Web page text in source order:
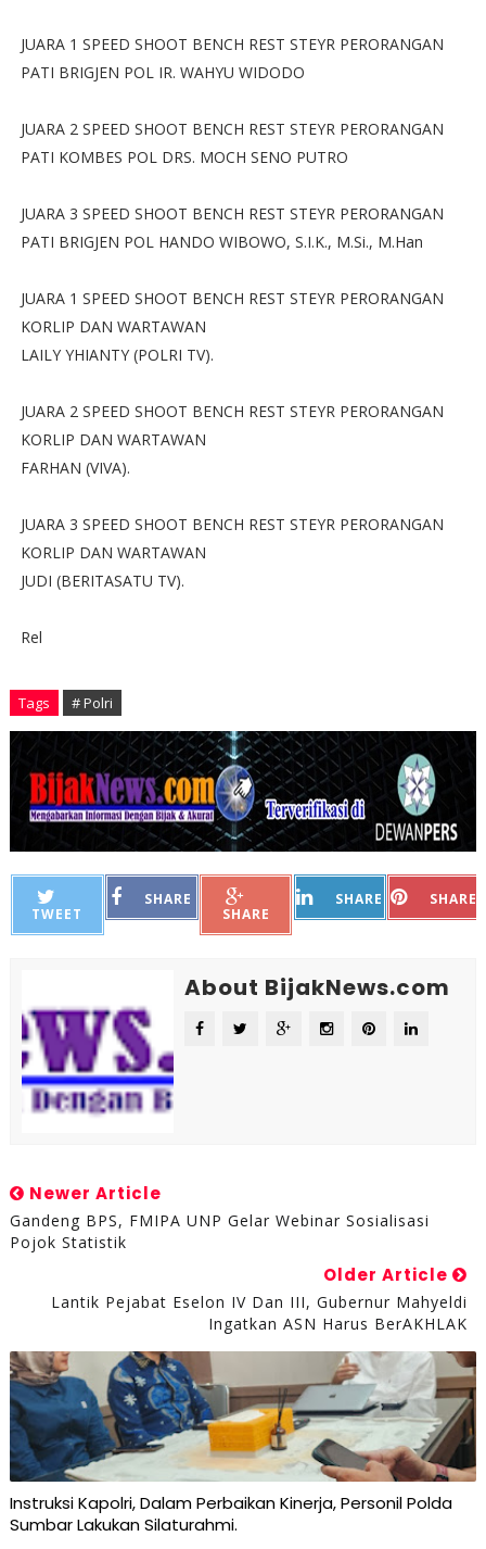
JUARA 1 SPEED SHOOT BENCH REST STEYR PERORANGAN
PATI BRIGJEN POL IR. WAHYU WIDODO
JUARA 2 SPEED SHOOT BENCH REST STEYR PERORANGAN
PATI KOMBES POL DRS. MOCH SENO PUTRO
JUARA 3 SPEED SHOOT BENCH REST STEYR PERORANGAN
PATI BRIGJEN POL HANDO WIBOWO, S.I.K., M.Si., M.Han
JUARA 1 SPEED SHOOT BENCH REST STEYR PERORANGAN
KORLIP DAN WARTAWAN
LAILY YHIANTY (POLRI TV).
JUARA 2 SPEED SHOOT BENCH REST STEYR PERORANGAN
KORLIP DAN WARTAWAN
FARHAN (VIVA).
JUARA 3 SPEED SHOOT BENCH REST STEYR PERORANGAN
KORLIP DAN WARTAWAN
JUDI (BERITASATU TV).
Rel
Tags # Polri
TWEET
SHARE
SHARE
SHARE SHARE
About BijakNews.com
Newer Article
Gandeng BPS, FMIPA UNP Gelar Webinar Sosialisasi
Pojok Statistik
Older Article
Lantik Pejabat Eselon IV Dan III, Gubernur Mahyeldi
Ingatkan ASN Harus BerAKHLAK
Instruksi Kapolri, Dalam Perbaikan Kinerja, Personil Polda
Sumbar Lakukan Silaturahmi.